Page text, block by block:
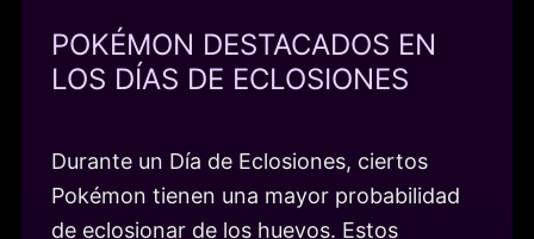
POKÉMON DESTACADOS EN
LOS DÍAS DE ECLOSIONES
Durante un Día de Eclosiones, ciertos
Pokémon tienen una mayor probabilidad
de eclosionar de los huevos. Estos